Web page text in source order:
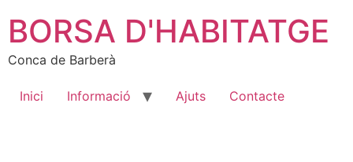
BORSA D'HABITATGE
Conca de Barberà
Inici Informació Ajuts Contacte